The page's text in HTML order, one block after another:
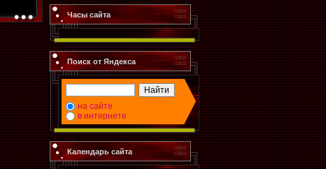
Часы сайта
Поиск от Яндекса
на сайте
в интернете
Календарь сайта